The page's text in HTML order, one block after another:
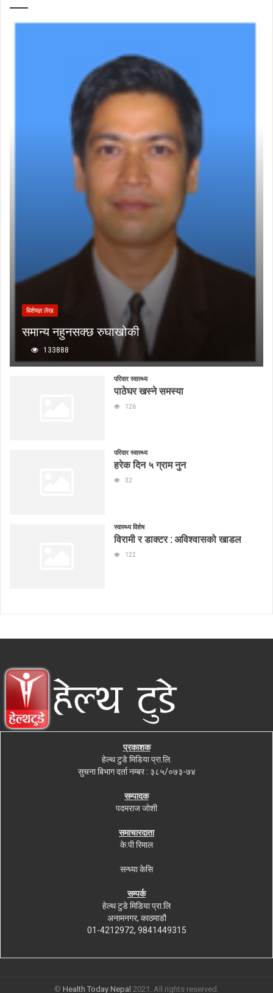
बिशेषज्ञ लेख
समान्य नहुनसक्छ रुघाखोकी
133888
परिवार स्वास्थ्य
पाठेघर खस्ने समस्या
126
परिवार स्वास्थ्य
हरेक दिन ५ ग्राम नुन
32
स्वास्थ्य विशेष
विरामी र डाक्टर : अविश्वासको खाडल
122
प्रकाशक
हेल्थ टुडे मिडिया प्रा.लि.
सुचना बिभाग दर्ता नम्बर : ३८५/०७३-७४
सम्पादक
पदमराज जोशी
समाचारदाता
के.पी रिमाल
सन्ध्या केसि
सम्पर्क
हेल्थ टुडे मिडिया प्रा.लि
अनामनगर, काठमाडौ
01-4212972, 9841449315
© Health Today Nepal 2021. All rights reserved.